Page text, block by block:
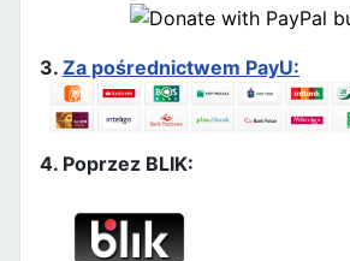
3. Za pośrednictwem PayU:
4. Poprzez BLIK: